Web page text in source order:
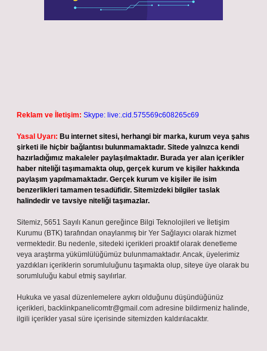
Reklam ve İletişim: Skype: live:.cid.575569c608265c69
Yasal Uyarı: Bu internet sitesi, herhangi bir marka, kurum veya şahıs
şirketi ile hiçbir bağlantısı bulunmamaktadır. Sitede yalnızca kendi
hazırladığımız makaleler paylaşılmaktadır. Burada yer alan içerikler
haber niteliği taşımamakta olup, gerçek kurum ve kişiler hakkında
paylaşım yapılmamaktadır. Gerçek kurum ve kişiler ile isim
benzerlikleri tamamen tesadüfidir. Sitemizdeki bilgiler taslak
halindedir ve tavsiye niteliği taşımazlar.
Sitemiz, 5651 Sayılı Kanun gereğince Bilgi Teknolojileri ve İletişim
Kurumu (BTK) tarafından onaylanmış bir Yer Sağlayıcı olarak hizmet
vermektedir. Bu nedenle, sitedeki içerikleri proaktif olarak denetleme
veya araştırma yükümlülüğümüz bulunmamaktadır. Ancak, üyelerimiz
yazdıkları içeriklerin sorumluluğunu taşımakta olup, siteye üye olarak bu
sorumluluğu kabul etmiş sayılırlar.
Hukuka ve yasal düzenlemelere aykırı olduğunu düşündüğünüz
içerikleri, backlinkpanelicomtr@gmail.com adresine bildirmeniz halinde,
ilgili içerikler yasal süre içerisinde sitemizden kaldırılacaktır.